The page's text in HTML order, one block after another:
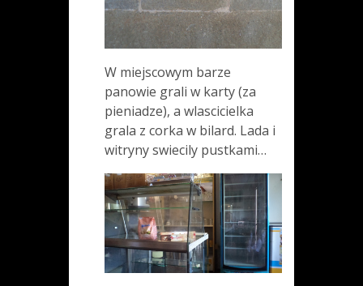
W miejscowym barze
panowie grali w karty (za
pieniadze), a wlascicielka
grala z corka w bilard. Lada i
witryny swiecily pustkami…